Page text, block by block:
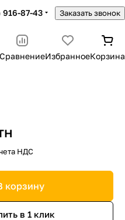
916-87-43 Заказать звонок
СравнениеИзбранноеКорзина
НДС
корзину
в 1 клик